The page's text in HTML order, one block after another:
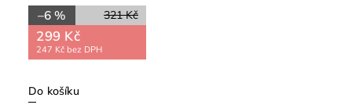
321 Kč
–6 %
299 Kč
247 Kč bez DPH
Do košíku